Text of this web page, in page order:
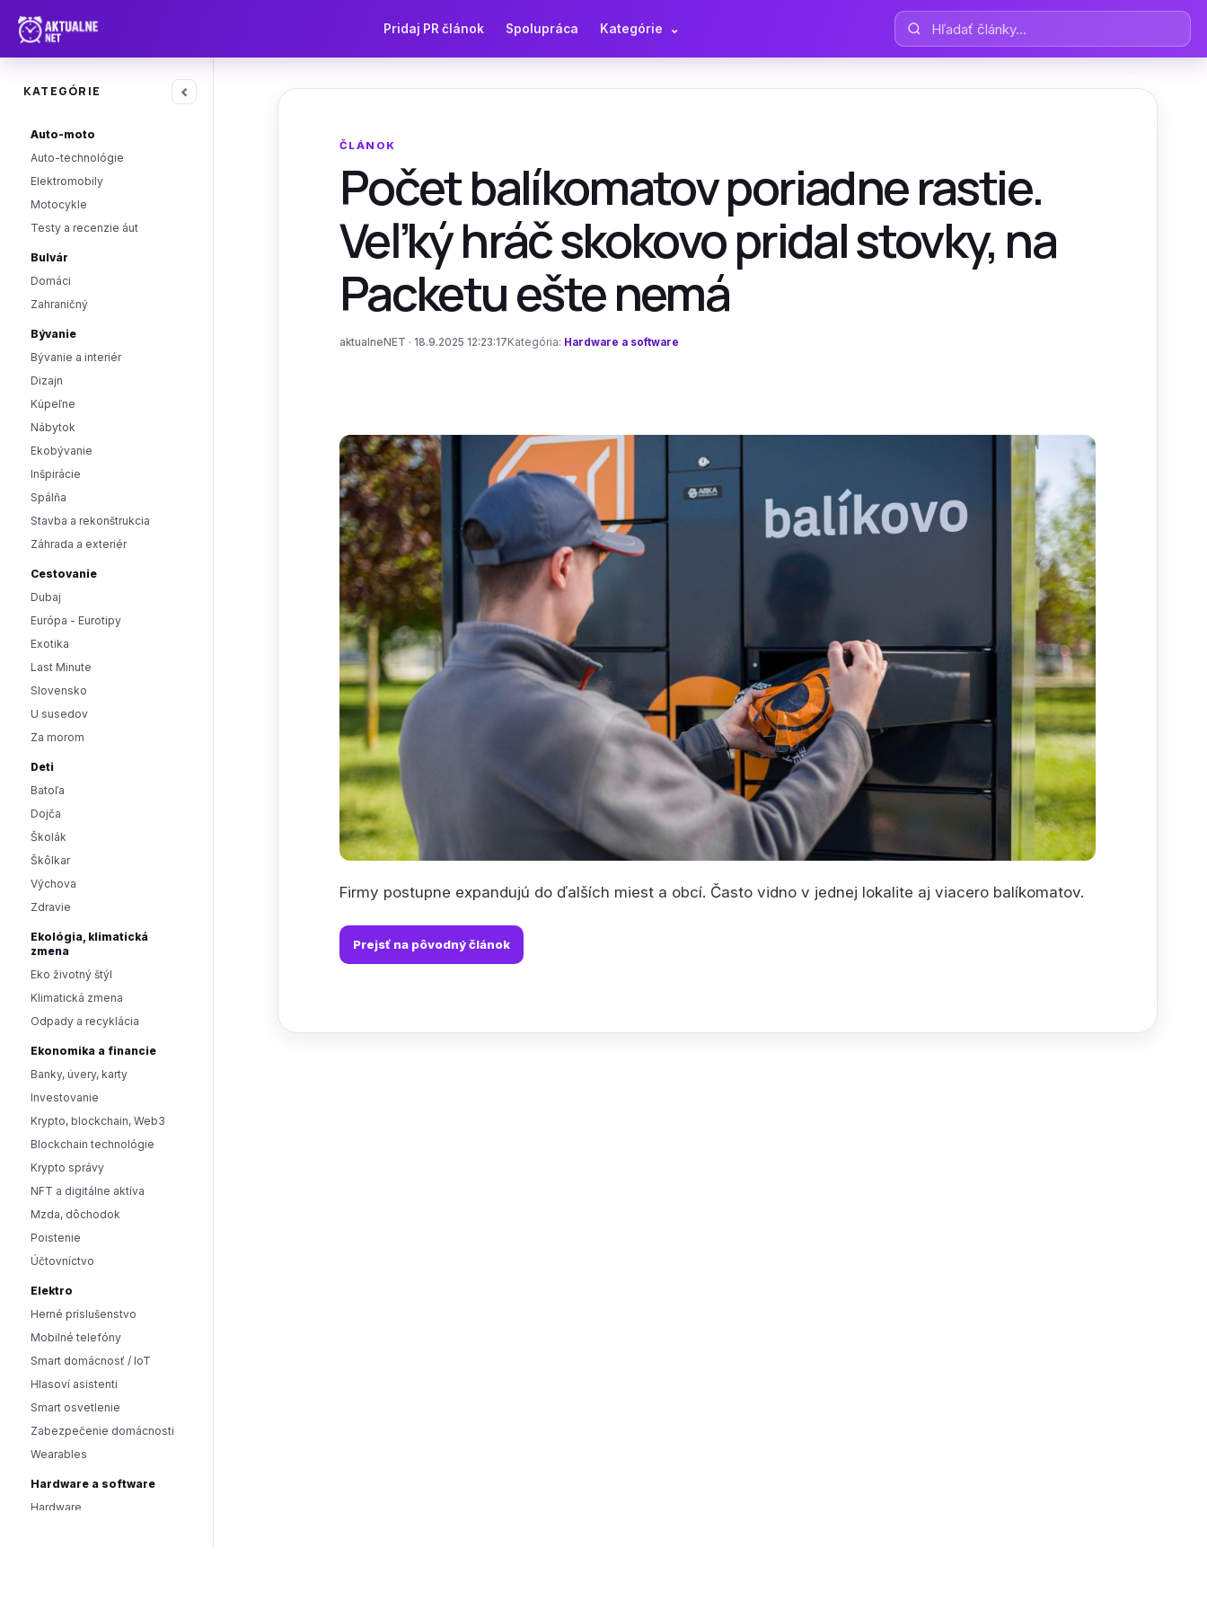
Pridaj PR článok Spolupráca Kategórie ⌄ Hľadať články
KATEGÓRIE ‹
Auto-moto
Auto-technológie
Elektromobily
Motocykle
Testy a recenzie áut
Bulvár
Domáci
Zahraničný
Bývanie
Bývanie a interiér
Dizajn
Kúpeľne
Nábytok
Ekobývanie
Inšpirácie
Spálňa
Stavba a rekonštrukcia
Záhrada a exteriér
Cestovanie
Dubaj
Európa - Eurotipy
Exotika
Last Minute
Slovensko
U susedov
Za morom
Deti
Batoľa
Dojča
Školák
Škôlkar
Výchova
Zdravie
Ekológia, klimatická
zmena
Eko životný štýl
Klimatická zmena
Odpady a recyklácia
Ekonomika a financie
Banky, úvery, karty
Investovanie
Krypto, blockchain, Web3
Blockchain technológie
Krypto správy
NFT a digitálne aktíva
Mzda, dôchodok
Poistenie
Účtovníctvo
Elektro
Herné príslušenstvo
Mobilné telefóny
Smart domácnosť / IoT
Hlasoví asistenti
Smart osvetlenie
Zabezpečenie domácnosti
Wearables
Hardware a software
Hardware
ČLÁNOK
Počet balíkomatov poriadne rastie.
Veľký hráč skokovo pridal stovky, na
Packetu ešte nemá
aktualneNET · 18.9.2025 12:23:17 Kategória: Hardware a software
Firmy postupne expandujú do ďalších miest a obcí. Často vidno v jednej lokalite aj viacero balíkomatov.
Prejsť na pôvodný článok